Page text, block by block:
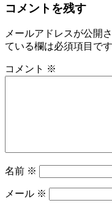
コメントを残す
メールアドレスが公開
ている欄は必須項目です
コメント ※
名前 ※
メール ※